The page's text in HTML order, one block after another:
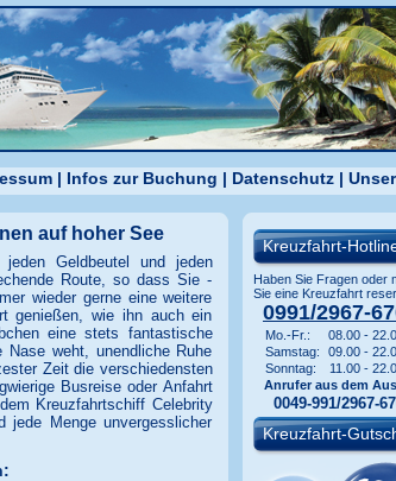
| Infos zur Buchung | Datenschutz |
auf hoher See
Geldbeutel und jeden
Route, so dass Sie -
wieder gerne eine weitere
genießen, wie ihn auch ein
eine stets fantastische
weht, unendliche Ruhe
Zeit die verschiedensten
Busreise oder Anfahrt
Kreuzfahrtschiff Celebrity
jede Menge unvergesslicher
Kreuzfahrt-
Haben Sie Fragen oder
Sie eine Kreuzfahrt
0991/2967-
Mo.-Fr.:
08.00 -
Samstag:
09.00 -
Sonntag:
11.00 -
Anrufer aus dem
0049-991/2967-
Kreuzfahrt-